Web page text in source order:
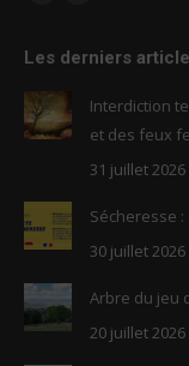
opens
in
new
opens
new
window
Les derniers
Interdiction
et des feux
31 juillet 2026
Sécheresse
30 juillet 2026
Arbre du jeu
20 juillet 2026